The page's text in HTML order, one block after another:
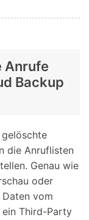
Anrufe
Backup
die Anruflisten
Genau wie
oder
vom
ein Third-Party